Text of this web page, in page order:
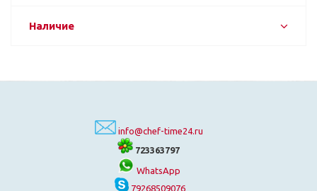
Наличие
info@chef-time24.ru
723363797
WhatsApp
79268509076